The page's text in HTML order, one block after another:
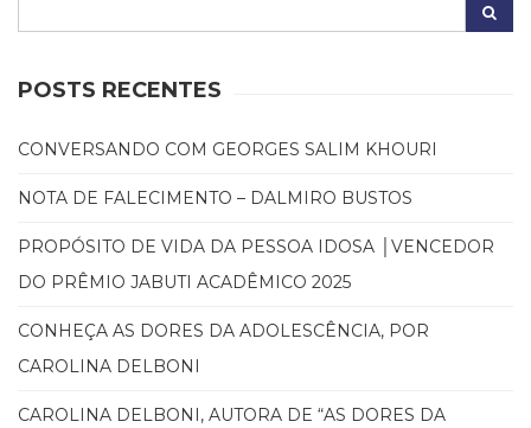
(31)
(278)
Especial
Fisioterapia
Fonoaudiologia
(54)
terapia
Jornalismo
(57)
POSTS RECENTES
CONVERSANDO COM GEORGES SALIM KHOURI
NOTA DE FALECIMENTO – DALMIRO BUSTOS
PROPÓSITO DE VIDA DA PESSOA IDOSA │VENCEDOR
DO PRÊMIO JABUTI ACADÊMICO 2025
CONHEÇA AS DORES DA ADOLESCÊNCIA, POR
CAROLINA DELBONI
CAROLINA DELBONI, AUTORA DE “AS DORES DA